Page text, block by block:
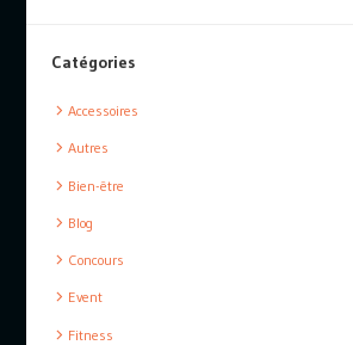
Catégories
Accessoires
Autres
Bien-être
Blog
Concours
Event
Fitness